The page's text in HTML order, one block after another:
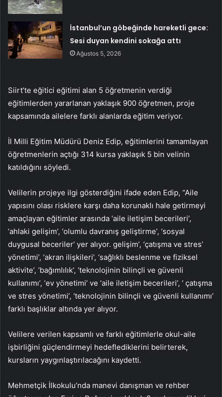
İstanbul’un göbeğinde hareketli gece:
Sesi duyan kendini sokağa attı
Ağustos 5, 2026
Siirt’te eğitici eğitimi alan 5 öğretmenin verdiği
eğitimlerden yararlanan yaklaşık 900 öğretmen, proje
kapsamında ailelere farklı alanlarda eğitim veriyor.
İl Milli Eğitim Müdürü Deniz Edip, eğitimlerini tamamlayan
öğretmenlerin açtığı 314 kursa yaklaşık 5 bin velinin
katıldığını söyledi.
Velilerin projeye ilgi gösterdiğini ifade eden Edip, “Aile
yapısını olası risklere karşı daha korunaklı hale getirmeyi
amaçlayan eğitimler arasında ‘aile iletişim becerileri’,
‘ahlaki gelişim’, ‘olumlu davranış geliştirme’, ‘sosyal
duygusal beceriler’ yer alıyor. gelişim’, ‘çatışma ve stres’
yönetimi’, ‘akran ilişkileri’, ‘sağlıklı beslenme ve fiziksel
aktivite’, ‘bağımlılık’, ‘teknolojinin bilinçli ve güvenli
kullanımı’, ‘ev yönetimi’ ve ‘aile iletişim becerileri’, ‘ çatışma
ve stres yönetimi’, ‘teknolojinin bilinçli ve güvenli kullanımı’
farklı başlıklar altında yer alıyor.
Velilere verilen kapsamlı ve farklı eğitimlerle okul-aile
işbirliğini güçlendirmeyi hedeflediklerini belirterek,
kursların yaygınlaştırılacağını kaydetti.
Mehmetçik İlkokulu’nda manevi danışman ve rehber